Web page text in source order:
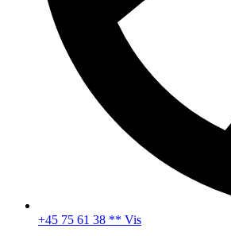
+45 75 61 38 ** Vis